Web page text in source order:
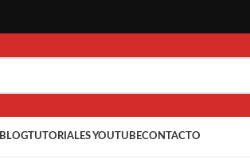
BLOGTUTORIALES YOUTUBECONTACTO